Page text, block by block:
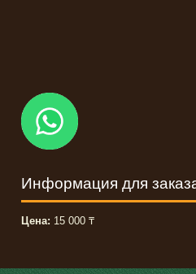
Информация для
Цена: 15 000 ₸